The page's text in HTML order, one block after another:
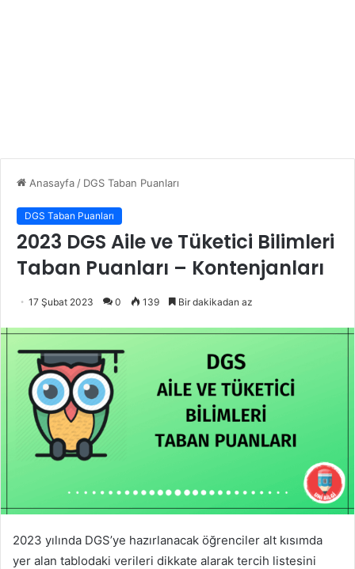
Anasayfa / DGS Taban Puanları
DGS Taban Puanları
2023 DGS Aile ve Tüketici Bilimleri
Taban Puanları – Kontenjanları
17 Şubat 2023 0 139 Bir dakikadan az
2023 yılında DGS’ye hazırlanacak öğrenciler alt kısımda
yer alan tablodaki verileri dikkate alarak tercih listesini